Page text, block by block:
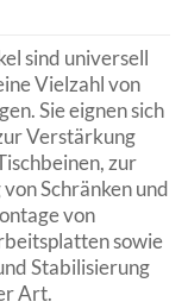
sind universell
Vielzahl von
Sie eignen sich
Verstärkung
zur
Schränken und
von
sowie
Stabilisierung
Art.